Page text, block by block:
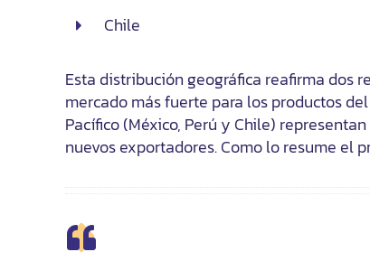
Chile
Esta distribución geográfica reafirma dos
mercado más fuerte para los productos
Pacífico (México, Perú y Chile)
nuevos exportadores. Como lo resume el